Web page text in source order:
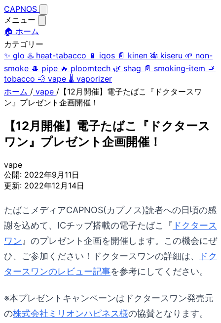
CAPNOS
メニュー
🏠 ホーム
カテゴリー
✨ glo ♨️ heat-tabacco 📱 iqos 📄 kinen 🎋 kiseru 🌱 non-
smoke 🎩 pipe 🔥 ploomtech 🌿 shag 📄 smoking-item 🚬
tobacco 💨 vape 🌡️ vaporizer
ホーム / vape / 【12月開催】電子たばこ『ドクタースワ
ン』プレゼント企画開催！
【12月開催】電子たばこ『ドクタース
ワン』プレゼント企画開催！
vape
公開: 2022年9月11日
更新: 2022年12月14日
たばこメディアCAPNOS(カプノス)読者への日頃の感
謝を込めて、ICチップ搭載の電子たばこ『 ドクタース
ワン』のプレゼント企画を開催します。この機会にぜ
ひ、ご参加ください！ドクタースワンの詳細は、
ドク
タースワンのレビュー記事を参考にしてください。
※本プレゼントキャンペーンはドクタースワン発売元
の株式会社ミリオンハピネス様の協賛となります。